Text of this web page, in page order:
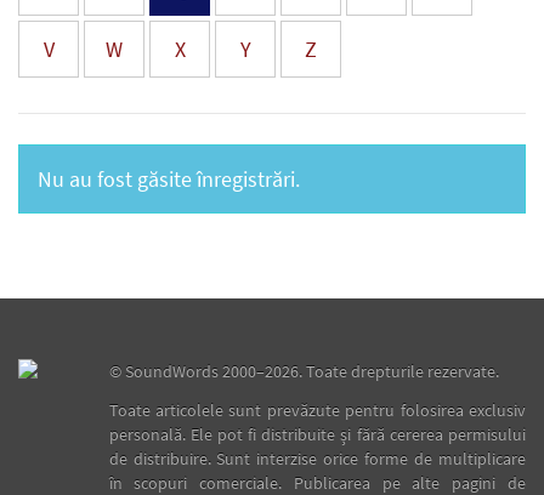
V W X Y Z
Nu au fost găsite înregistrări.
©SoundWords2000–2026. Toate drepturile rezervate.
Toate articolele sunt prevăzute pentru folosirea exclusiv
personală. Ele pot fi distribuite şi fără cererea permisului
de distribuire. Sunt interzise orice forme de multiplicare
în scopuri comerciale. Publicarea pe alte pagini de